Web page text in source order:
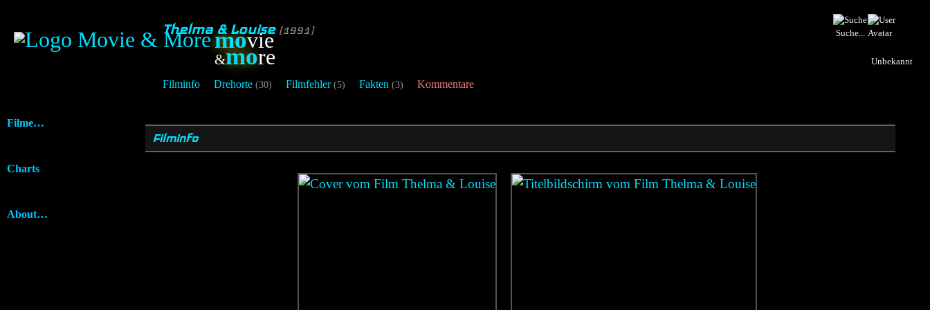
movie
&more
Suche...
Unbekannt
Thelma & Louise [1991]
Filminfo Drehorte (30) Filmfehler (5) Fakten (3) Kommentare
Filme…
Charts
About…
Filminfo